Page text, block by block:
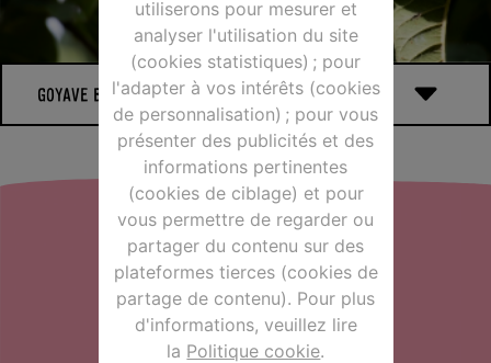
GOYAVE BIO ET ÉQUITABLE
Notre Goyave bio et équitable vient du Brésil. Elle fleurit en
décembre et la récolte est effectuée à la main, aux mois d’avril
utiliserons pour mesurer et
analyser l'utilisation du site
(cookies statistiques) ; pour
l'adapter à vos intérêts (cookies
de personnalisation) ; pour vous
présenter des publicités et des
informations pertinentes
(cookies de ciblage) et pour
vous permettre de regarder ou
partager du contenu sur des
plateformes tierces (cookies de
partage de contenu). Pour plus
d'informations, veuillez lire
la Politique cookie.